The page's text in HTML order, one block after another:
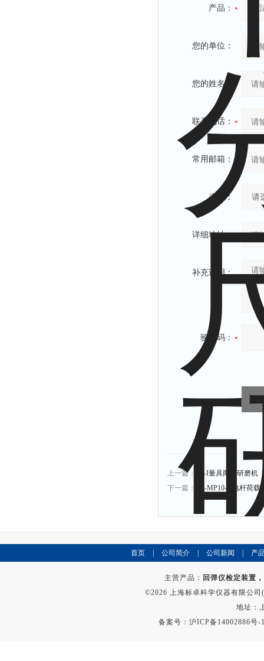
产品：
您的单位：
您的姓名：
联系电话：
常用邮箱：
省份：
详细地址：
补充说明：
验证码：
上一篇：
LY-I量具两用研磨机
下一篇：
BZ-MP10-A电杆荷载
首页 公司简介 公司新闻 产
主营产品： 回弹仪检定装置
©2026 上海标卓科学仪器有限公
地址：
备案号：沪ICP备14002886号-